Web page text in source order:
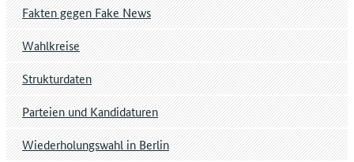
Fakten gegen Fake News
Wahlkreise
Strukturdaten
Parteien und Kandidaturen
Wiederholungswahl in Berlin